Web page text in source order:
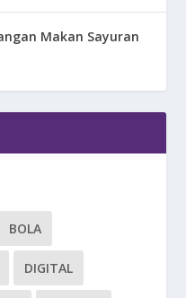
Makan Sayuran
BOLA
DIGITAL